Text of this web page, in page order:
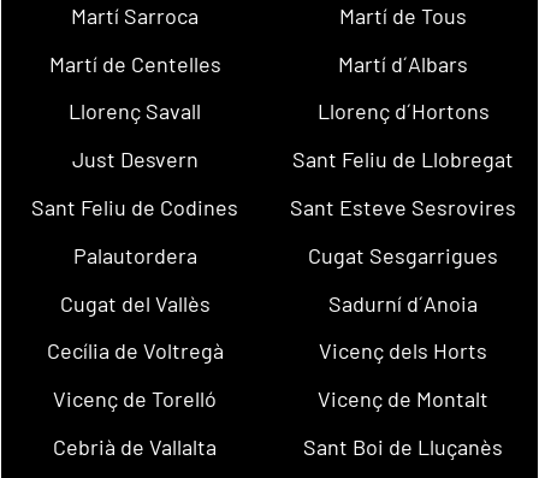
Martí Sarroca
Martí de Tous
Martí de Centelles
Martí d´Albars
Llorenç Savall
Llorenç d´Hortons
Just Desvern
Sant Feliu de Llobregat
Sant Feliu de Codines
Sant Esteve Sesrovires
Palautordera
Cugat Sesgarrigues
Cugat del Vallès
Sadurní d´Anoia
Cecília de Voltregà
Vicenç dels Horts
Vicenç de Torelló
Vicenç de Montalt
Cebrià de Vallalta
Sant Boi de Lluçanès